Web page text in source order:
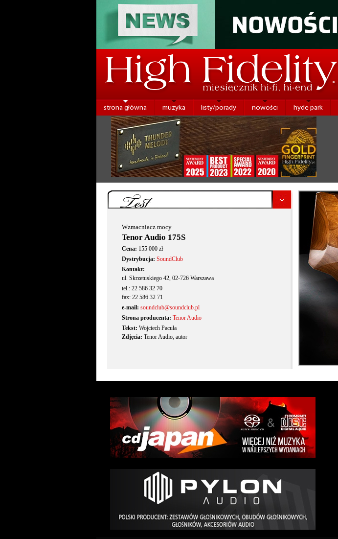
strona główna muzyka listy/porady nowości hyde park
Test
Wzmacniacz mocy
Tenor Audio 175S
Cena: 155 000 zł
Dystrybucja: SoundClub
Kontakt:
ul. Skrzetuskiego 42, 02-726 Warszawa
tel.: 22 586 32 70
fax: 22 586 32 71
e-mail: soundclub@soundclub.pl
Strona producenta: Tenor Audio
Tekst: Wojciech Pacuła
Zdjęcia: Tenor Audio, autor